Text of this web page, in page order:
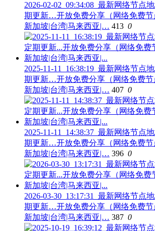
2026-02-02_09:34:08_最新网络节点
期更新…开放免费分享（网络免费节
新加坡|台湾|马来西亚|… 413 0
2025-11-11_16:38:19_最新网络节点
期更新…开放免费分享（网络免费节
新加坡|台湾|马来西亚|… 407 0
2025-11-11_14:38:37_最新网络节点
期更新…开放免费分享（网络免费节
新加坡|台湾|马来西亚|… 396 0
2026-03-30_13:17:31_最新网络节点
期更新…开放免费分享（网络免费节
新加坡|台湾|马来西亚|… 387 0